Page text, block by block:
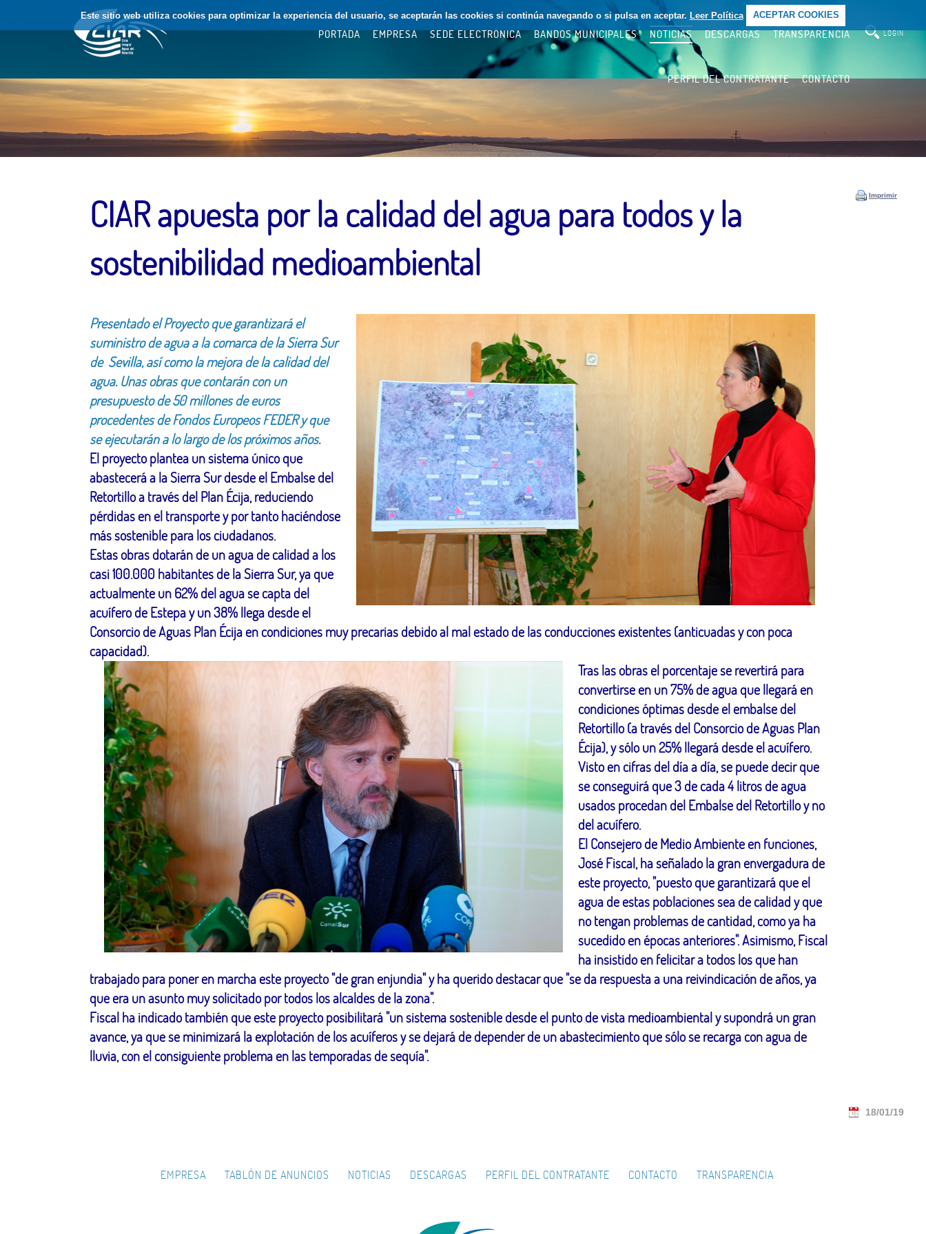
Este sitio web utiliza cookies para optimizar la experiencia del usuario, se aceptarán las cookies si continúa navegando o si pulsa en aceptar. Leer Política ACEPTAR COOKIES
PORTADA EMPRESA SEDE ELECTRÓNICA BANDOS MUNICIPALES NOTICIAS DESCARGAS TRANSPARENCIA
PERFIL DEL CONTRATANTE CONTACTO
LOGIN
Imprimir
CIAR apuesta por la calidad del agua para todos y la
sostenibilidad medioambiental
Presentado el Proyecto que garantizará el
suministro de agua a la comarca de la Sierra Sur
de Sevilla, así como la mejora de la calidad del
agua. Unas obras que contarán con un
presupuesto de 50 millones de euros
procedentes de Fondos Europeos FEDER y que
se ejecutarán a lo largo de los próximos años.
El proyecto plantea un sistema único que
abastecerá a la Sierra Sur desde el Embalse del
Retortillo a través del Plan Écija, reduciendo
pérdidas en el transporte y por tanto haciéndose
más sostenible para los ciudadanos.
Estas obras dotarán de un agua de calidad a los
casi 100.000 habitantes de la Sierra Sur, ya que
actualmente un 62% del agua se capta del
acuífero de Estepa y un 38% llega desde el
Consorcio de Aguas Plan Écija en condiciones muy precarias debido al mal estado de las conducciones existentes (anticuadas y con poca
capacidad).
Tras las obras el porcentaje se revertirá para
convertirse en un 75% de agua que llegará en
condiciones óptimas desde el embalse del
Retortillo (a través del Consorcio de Aguas Plan
Écija), y sólo un 25% llegará desde el acuífero.
Visto en cifras del día a día, se puede decir que
se conseguirá que 3 de cada 4 litros de agua
usados procedan del Embalse del Retortillo y no
del acuífero.
El Consejero de Medio Ambiente en funciones,
José Fiscal, ha señalado la gran envergadura de
este proyecto, "puesto que garantizará que el
agua de estas poblaciones sea de calidad y que
no tengan problemas de cantidad, como ya ha
sucedido en épocas anteriores". Asimismo, Fiscal
ha insistido en felicitar a todos los que han
trabajado para poner en marcha este proyecto "de gran enjundia" y ha querido destacar que "se da respuesta a una reivindicación de años, ya
que era un asunto muy solicitado por todos los alcaldes de la zona".
Fiscal ha indicado también que este proyecto posibilitará "un sistema sostenible desde el punto de vista medioambiental y supondrá un gran
avance, ya que se minimizará la explotación de los acuíferos y se dejará de depender de un abastecimiento que sólo se recarga con agua de
lluvia, con el consiguiente problema en las temporadas de sequía".
18/01/19
EMPRESA TABLÓN DE ANUNCIOS NOTICIAS DESCARGAS PERFIL DEL CONTRATANTE CONTACTO TRANSPARENCIA